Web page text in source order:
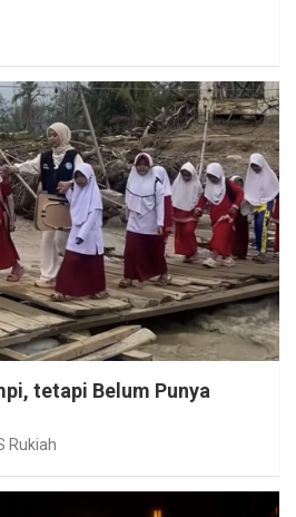
tetapi Belum Punya
Rukiah